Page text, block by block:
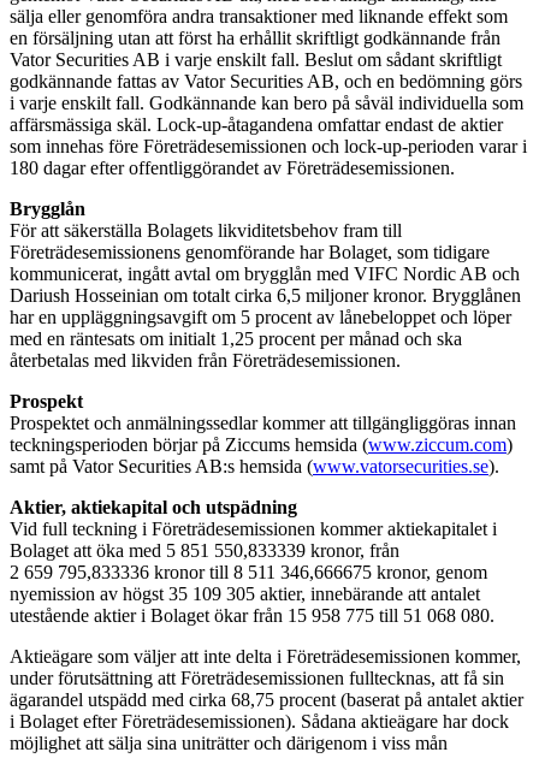
sälja eller genomföra andra transaktioner med liknande effekt som
en försäljning utan att först ha erhållit skriftligt godkännande från
Vator Securities AB i varje enskilt fall. Beslut om sådant skriftligt
godkännande fattas av Vator Securities AB, och en bedömning görs
i varje enskilt fall. Godkännande kan bero på såväl individuella som
affärsmässiga skäl. Lock-up-åtagandena omfattar endast de aktier
som innehas före Företrädesemissionen och lock-up-perioden varar i
180 dagar efter offentliggörandet av Företrädesemissionen.
Brygglån
För att säkerställa Bolagets likviditetsbehov fram till
Företrädesemissionens genomförande har Bolaget, som tidigare
kommunicerat, ingått avtal om brygglån med VIFC Nordic AB och
Dariush Hosseinian om totalt cirka 6,5 miljoner kronor. Brygglånen
har en uppläggningsavgift om 5 procent av lånebeloppet och löper
med en räntesats om initialt 1,25 procent per månad och ska
återbetalas med likviden från Företrädesemissionen.
Prospekt
Prospektet och anmälningssedlar kommer att tillgängliggöras innan
teckningsperioden börjar på Ziccums hemsida (www.ziccum.com)
samt på Vator Securities AB:s hemsida (www.vatorsecurities.se).
Aktier, aktiekapital och utspädning
Vid full teckning i Företrädesemissionen kommer aktiekapitalet i
Bolaget att öka med 5 851 550,833339 kronor, från
2 659 795,833336 kronor till 8 511 346,666675 kronor, genom
nyemission av högst 35 109 305 aktier, innebärande att antalet
utestående aktier i Bolaget ökar från 15 958 775 till 51 068 080.
Aktieägare som väljer att inte delta i Företrädesemissionen kommer,
under förutsättning att Företrädesemissionen fulltecknas, att få sin
ägarandel utspädd med cirka 68,75 procent (baserat på antalet aktier
i Bolaget efter Företrädesemissionen). Sådana aktieägare har dock
möjlighet att sälja sina uniträtter och därigenom i viss mån